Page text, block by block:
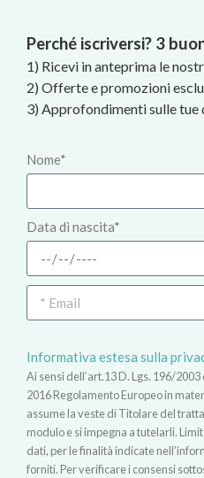
Perché iscriversi? 3
1) Ricevi in anteprima le
2) Offerte e promozioni
3) Approfondimenti sulle
Nome*
Data di nascita*
Informativa estesa sulla
Ai sensi dell’art.13 D. Lgs. 196/
2016 Regolamento Europeo in
assume la veste di Titolare del
modulo e si impegna a tutelarli.
dati, per le finalità indicate
forniti. Per verificare i consensi